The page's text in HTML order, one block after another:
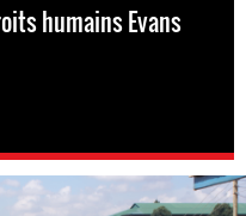
humains Evans